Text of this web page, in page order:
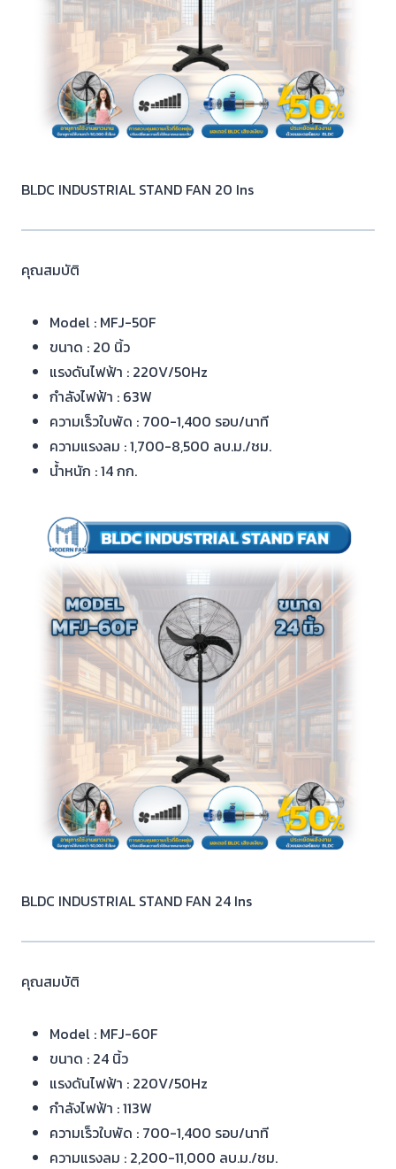
BLDC INDUSTRIAL STAND FAN 20 Ins
คุณสมบัติ
Model : MFJ-50F
ขนาด : 20 นิ้ว
แรงดันไฟฟ้า : 220V/50Hz
กำลังไฟฟ้า : 63W
ความเร็วใบพัด : 700-1,400 รอบ/นาที
ความแรงลม : 1,700-8,500 ลบ.ม./ชม.
น้ำหนัก : 14 กก.
BLDC INDUSTRIAL STAND FAN 24 Ins
คุณสมบัติ
Model : MFJ-60F
ขนาด : 24 นิ้ว
แรงดันไฟฟ้า : 220V/50Hz
กำลังไฟฟ้า : 113W
ความเร็วใบพัด : 700-1,400 รอบ/นาที
ความแรงลม : 2,200-11,000 ลบ.ม./ชม.